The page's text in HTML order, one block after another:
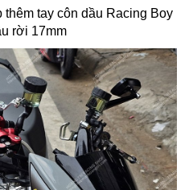
tay côn dầu Racing Boy
rời 17mm